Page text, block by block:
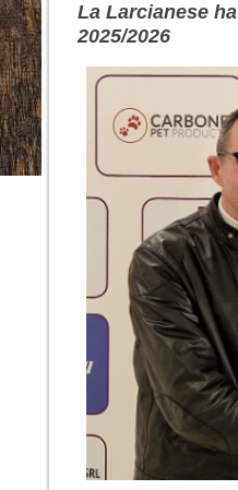
La Larcianese
2025/2026